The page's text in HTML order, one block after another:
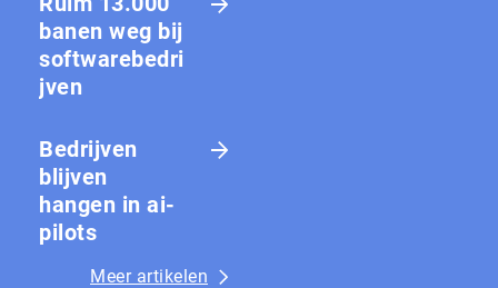
banen weg bij
softwarebedri
jven
Bedrijven
blijven
hangen in ai-
pilots
Meer artikelen